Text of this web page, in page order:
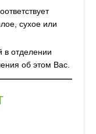
сухое или
в отделении
об этом Вас.